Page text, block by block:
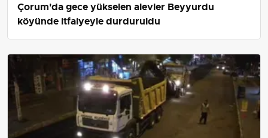
Çorum'da gece yükselen alevler Beyyurdu
köyünde itfaiyeyle durduruldu